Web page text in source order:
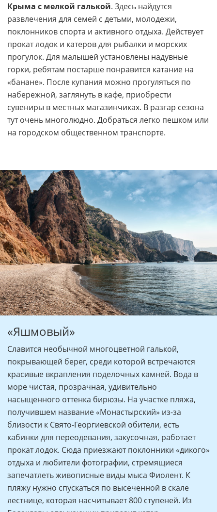
Крыма с мелкой галькой. Здесь найдутся
развлечения для семей с детьми, молодежи,
поклонников спорта и активного отдыха. Действует
прокат лодок и катеров для рыбалки и морских
прогулок. Для малышей установлены надувные
горки, ребятам постарше понравится катание на
«банане». После купания можно прогуляться по
набережной, заглянуть в кафе, приобрести
сувениры в местных магазинчиках. В разгар сезона
тут очень многолюдно. Добраться легко пешком или
на городском общественном транспорте.
«Яшмовый»
Славится необычной многоцветной галькой,
покрывающей берег, среди которой встречаются
красивые вкрапления поделочных камней. Вода в
море чистая, прозрачная, удивительно
насыщенного оттенка бирюзы. На участке пляжа,
получившем название «Монастырский» из-за
близости к Свято-Георгиевской обители, есть
кабинки для переодевания, закусочная, работает
прокат лодок. Сюда приезжают поклонники «дикого»
отдыха и любители фотографии, стремящиеся
запечатлеть живописные виды мыса Фиолент. К
пляжу нужно спускаться по высеченной в скале
лестнице, которая насчитывает 800 ступеней. Из